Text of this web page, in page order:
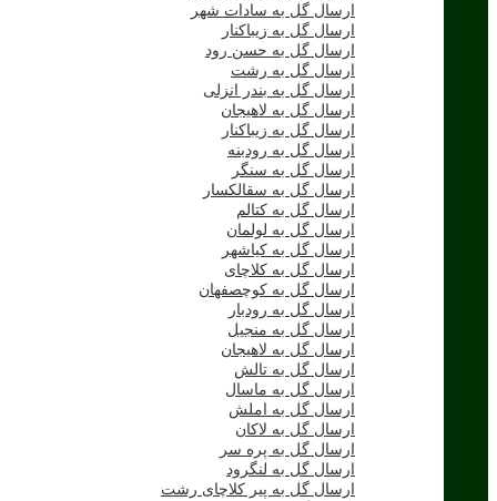
ارسال گل به سادات شهر
ارسال گل به زیباکنار
ارسال گل به حسن رود
ارسال گل به رشت
ارسال گل به بندر انزلی
ارسال گل به لاهیجان
ارسال گل به زیباکنار
ارسال گل به رودبنه
ارسال گل به سنگر
ارسال گل به سقالکسار
ارسال گل به کتالم
ارسال گل به لولمان
ارسال گل به کیاشهر
ارسال گل به کلاچای
ارسال گل به کوچصفهان
ارسال گل به رودبار
ارسال گل به منجیل
ارسال گل به لاهیجان
ارسال گل به تالش
ارسال گل به ماسال
ارسال گل به املش
ارسال گل به لاکان
ارسال گل به پره سر
ارسال گل به لنگرود
ارسال گل به پیر کلاچای رشت